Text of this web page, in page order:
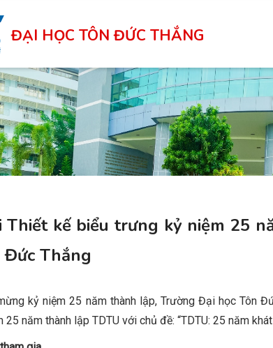
ĐẠI HỌC TÔN ĐỨC THẮNG
Thiết kế biểu trưng kỷ niệm 25
Đức Thắng
kỷ niệm 25 năm thành lập, Trường Đại học Tôn
25 năm thành lập TDTU với chủ đề: “TDTU: 25 năm